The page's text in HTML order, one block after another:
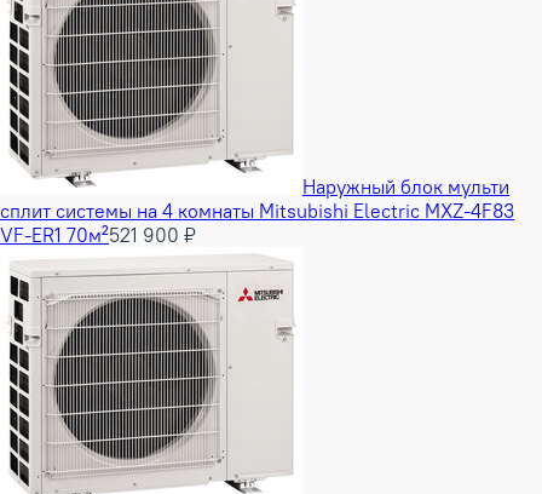
Наружный блок мульти
сплит системы на 4 комнаты Mitsubishi Electric MXZ-4F83
VF-ER1 70м²521 900 ₽